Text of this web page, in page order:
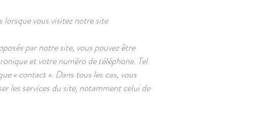
lorsque vous visitez notre site
par notre site, vous pouvez être
et votre numéro de téléphone. Tel
« contact ». Dans tous les cas, vous
les services du site, notamment celui de